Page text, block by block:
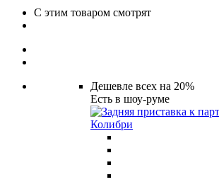
С этим товаром смотрят
Дешевле всех на 20%
Есть в шоу-руме